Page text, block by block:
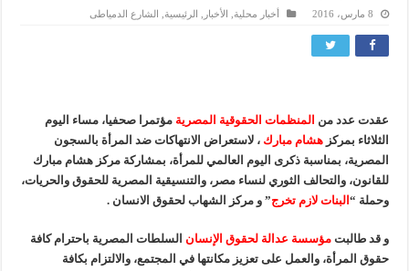
8 مارس، 2016 أخبار محلية الأخبار الرئيسية الشارع الدمياطى
عقدت عدد من المنظمات الحقوقية المصرية مؤتمرا صحفيا، مساء اليوم
الثلاثاء بمركزهشام مبارك ، لاستعراض الانتهاكات ضد المرأة بالسجون
المصرية، بمناسبة ذكرى اليوم العالمي للمرأة، بمشاركة مركز هشام مبارك
للقانون، والتحالف الثوري لنساء مصر، والتنسيقية المصرية للحقوق والحريات،
وحملة “ البنات لازم تخرج” و مركز الشهاب لحقوق الانسان .
و قد طالبتمؤسسة عدالة لحقوق الإنسان السلطات المصرية باحترام كافة
حقوق المرأة، والعمل على تعزيز مكانتهافي المجتمع، والالتزام بكافة